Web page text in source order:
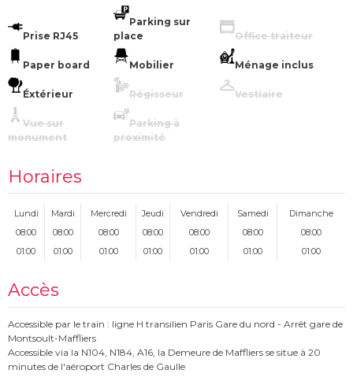
Prise RJ45
Parking sur
place
Office traiteur
Paper board Mobilier Ménage inclus
Éxtérieur Régisseur Vestiaire
Vue sur
monument
Parking à
proximité
Horaires
Lundi Mardi Mercredi Jeudi Vendredi Samedi
Dimanche
08:00
08:00 08:00 08:00 08:00 08:00
08:00
01:00
01:00 01:00 01:00 01:00 01:00 01:00
Accès
Accessible par le train : ligne H transilien Paris Gare du nord - Arrêt gare de
Montsoult-Maffliers
Accessible via la N104, N184, A16, la Demeure de Maffliers se situe à 20
minutes de l'aéroport Charles de Gaulle